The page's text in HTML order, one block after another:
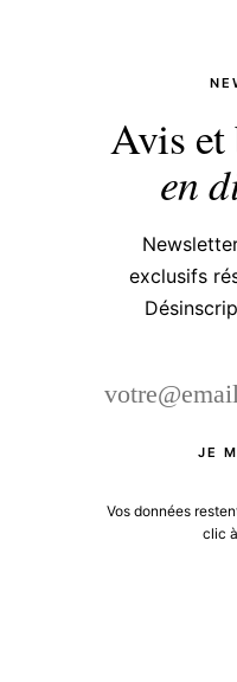
Avis et
en
exclusifs
JE
Vos données
clic